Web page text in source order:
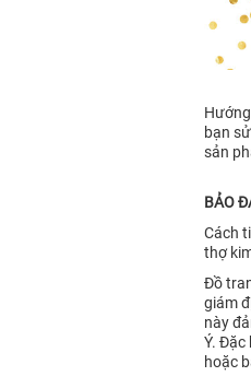
bạn
sản
BẢO
Cách
thợ
Đồ
giám
này
Ý. Đặc
hoặc